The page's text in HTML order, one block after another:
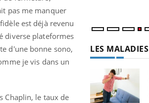
pas me manquer
est déjà revenu
diverse plateformes
d'une bonne sono,
je vis dans un
Chaplin, le taux de
LES MALADIES